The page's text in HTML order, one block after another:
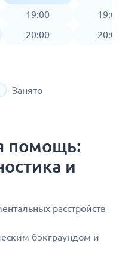
19:00
20:00
- Занято
помощь:
и
расстройств
бэкграундом и